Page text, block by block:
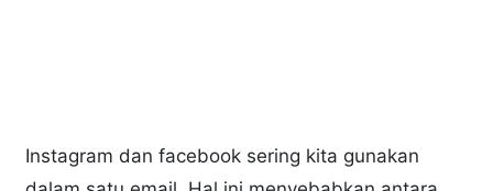
Instagram dan facebook sering kita gunakan